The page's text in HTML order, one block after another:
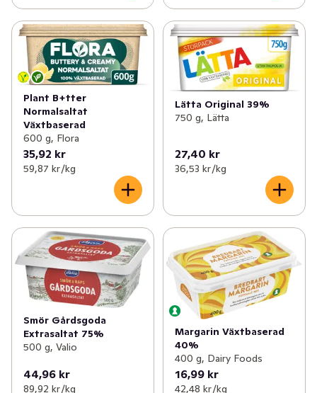
Plant B+tter
Normalsaltat
Växtbaserad
600 g, Flora
35,92 kr
59,87 kr /kg
Lätta Original 39%
750 g, Lätta
27,40 kr
36,53 kr /kg
Smör Gårdsgoda
Extrasaltat 75%
500 g, Valio
44,96 kr
89,92 kr /kg
Margarin Växtbaserad
40%
400 g, Dairy Foods
16,99 kr
42,48 kr /kg